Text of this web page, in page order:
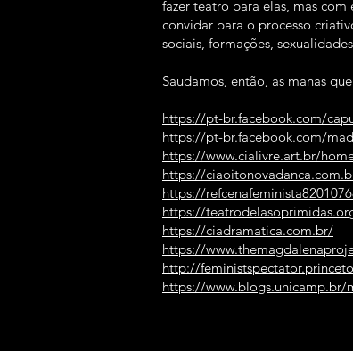
fazer teatro para elas, mas
convidar para o processo
sociais, formações,
Saudamos, então, as manas
https://pt-br.facebook.com/
https://pt-br.facebook.com/
https://www.cialivre.art.br/
https://
https://
https://
https://ciadramatica.com.br/
https://
http://
https://www.blogs.unicamp.br/